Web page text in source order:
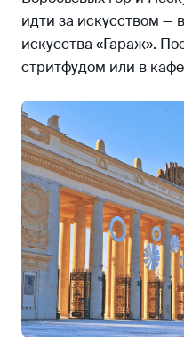
идти за искусством —
искусства «Гараж».
стритфудом или в